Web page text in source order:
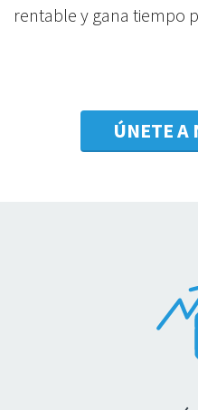
rentable y gana tiempo
ÚNETE A